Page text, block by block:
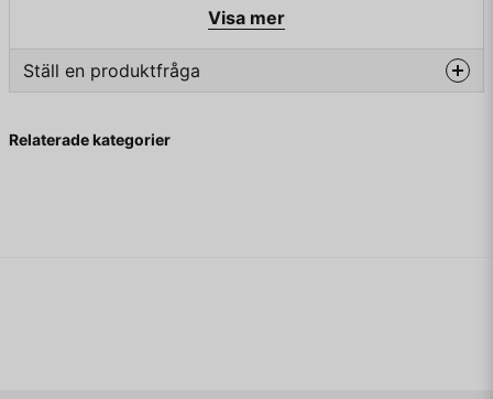
Visa mer
Ställ en produktfråga
Fråga oss något om denna produkten...
Relaterade kategorier